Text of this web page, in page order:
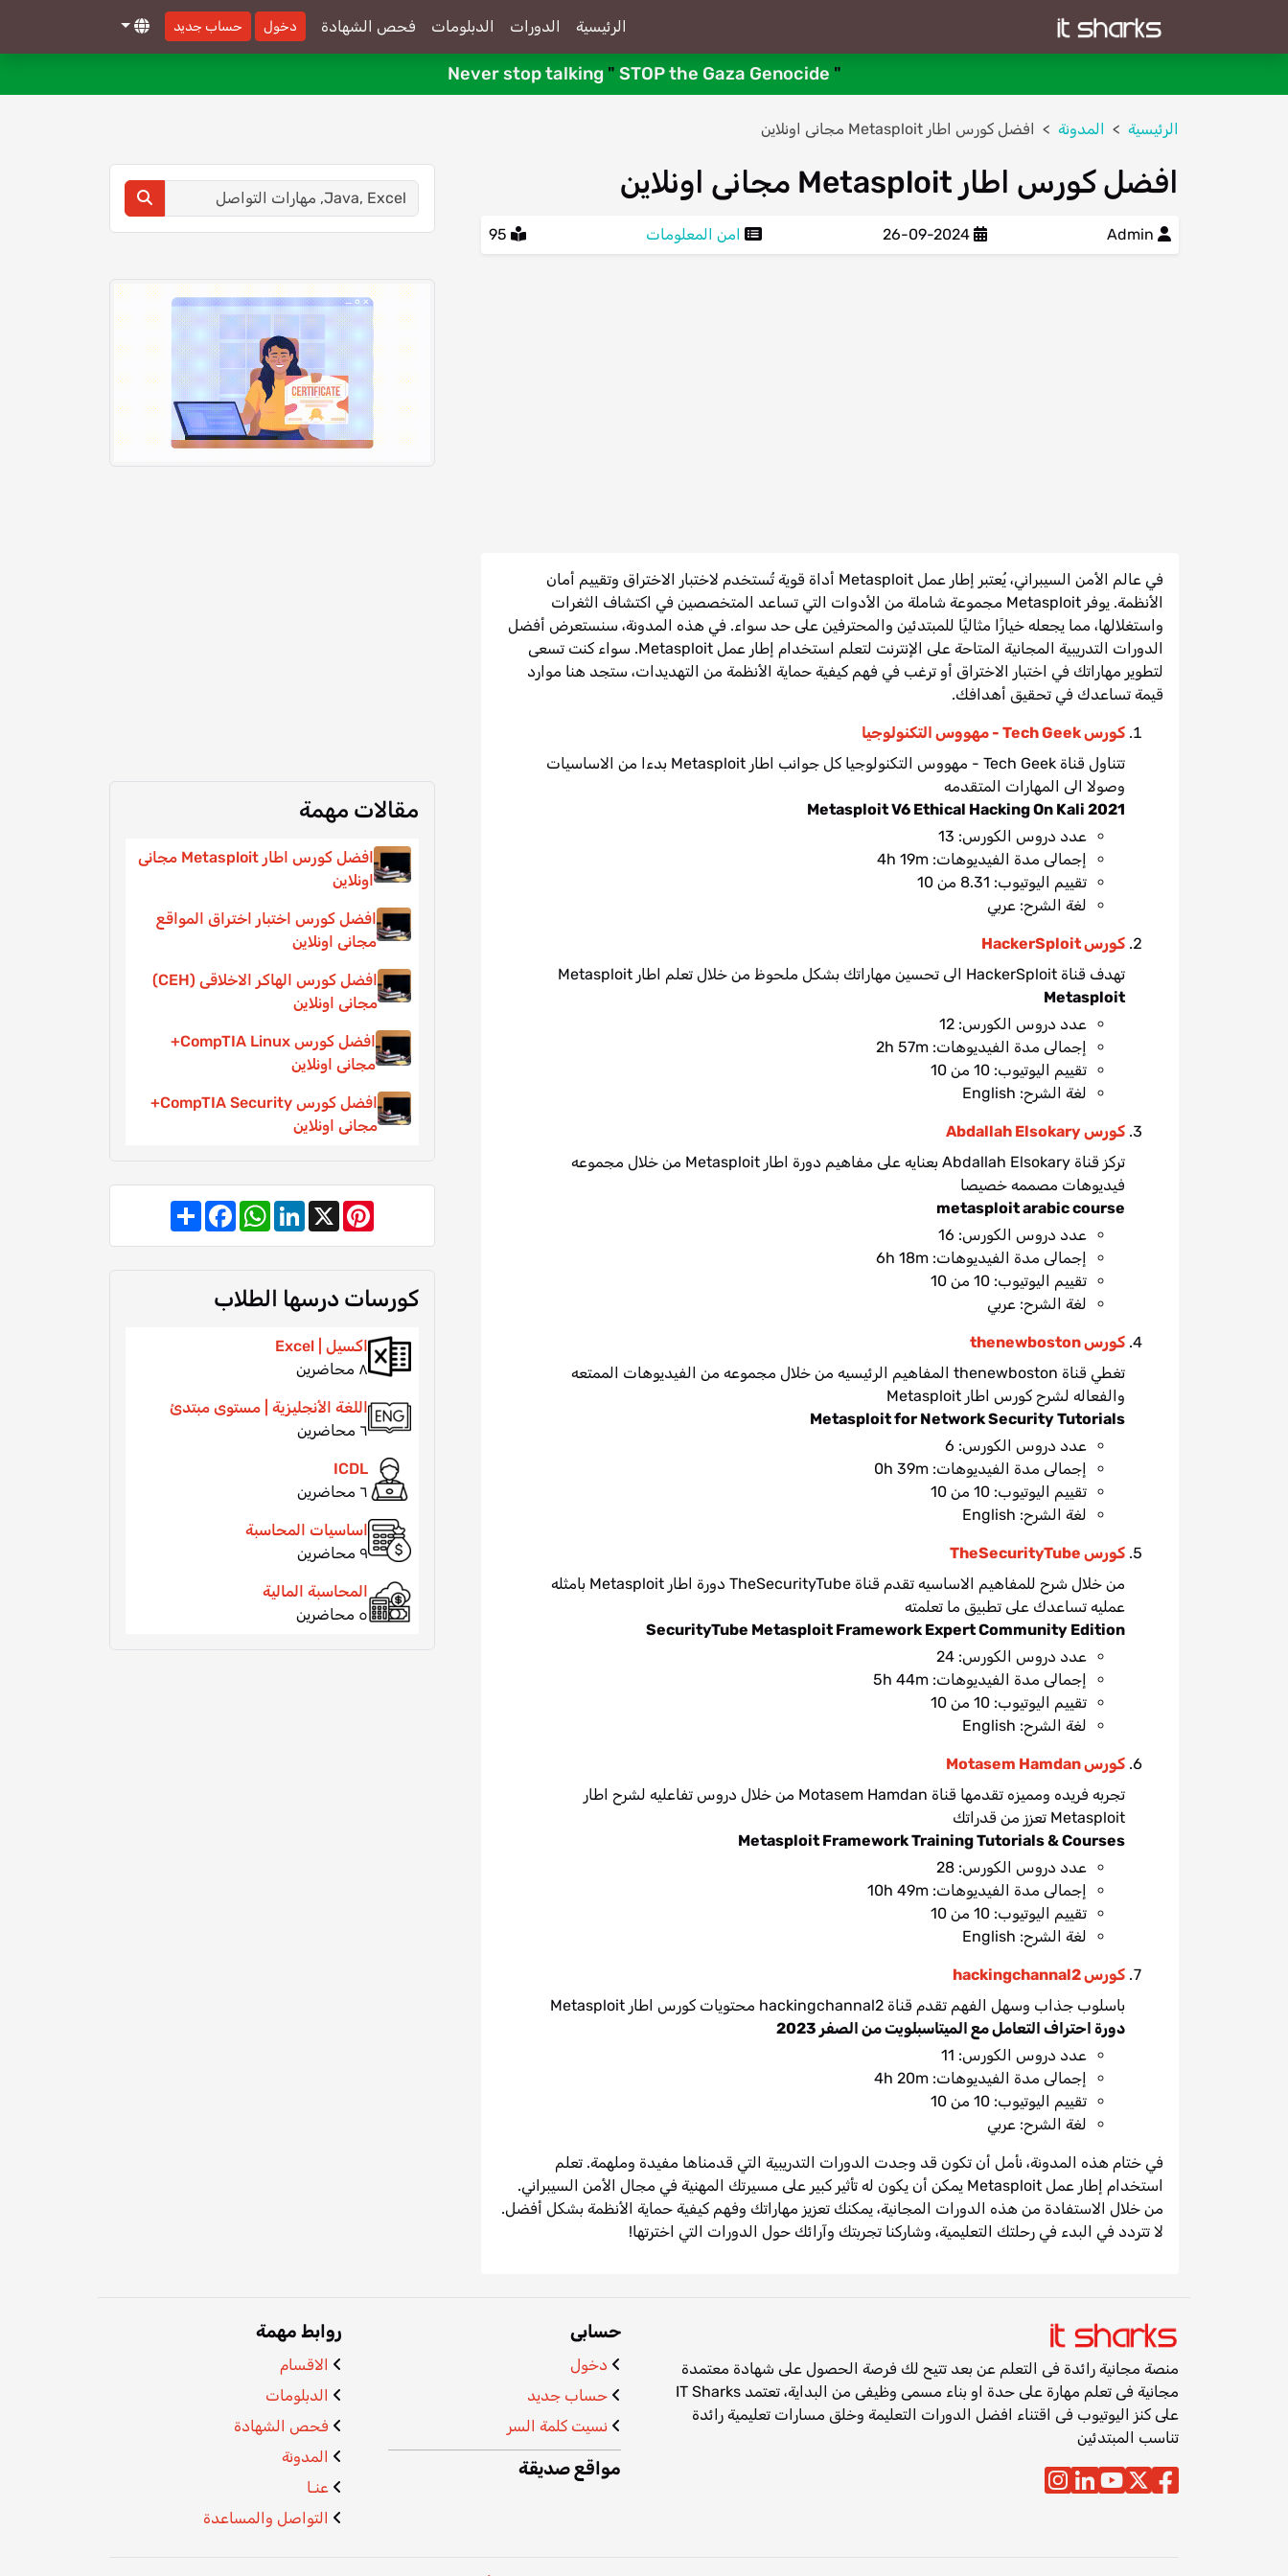
الرئيسية الدورات الدبلومات فحص الشهادة دخول حساب جديد
Never stop talking " STOP the Gaza Genocide "
الرئيسية المدونة افضل كورس اطار Metasploit مجانى اونلاين
افضل كورس اطار Metasploit مجانى اونلاين
26-09-2024 امن المعلومات 95
في عالم الأمن السيبراني، يُعتبر إطار عمل Metasploit أداة قوية تُستخدم لاختبار الاختراق وتقييم أمان
الأنظمة. يوفر Metasploit مجموعة شاملة من الأدوات التي تساعد المتخصصين في اكتشاف الثغرات
واستغلالها، مما يجعله خيارًا مثاليًا للمبتدئين والمحترفين على حد سواء. في هذه المدونة، سنستعرض أفضل
الدورات التدريبية المجانية المتاحة على الإنترنت لتعلم استخدام إطار عمل Metasploit. سواء كنت تسعى
لتطوير مهاراتك في اختبار الاختراق أو ترغب في فهم كيفية حماية الأنظمة من التهديدات، ستجد هنا موارد
قيمة تساعدك في تحقيق أهدافك.
كورس Tech Geek - مهووس التكنولوجيا
تتناول قناة Tech Geek - مهووس التكنولوجيا كل جوانب اطار Metasploit بدءا من الاساسيات
وصولا الى المهارات المتقدمه
Metasploit V6 Ethical Hacking On Kali 2021
عدد دروس الكورس: 13
إجمالى مدة الفيديوهات: 4h 19m
تقييم اليوتيوب: 8.31 من 10
لغة الشرح: عربي
كورس HackerSploit
تهدف قناة HackerSploit الى تحسين مهاراتك بشكل ملحوظ من خلال تعلم اطار Metasploit
Metasploit
عدد دروس الكورس: 12
إجمالى مدة الفيديوهات: 2h 57m
تقييم اليوتيوب: 10 من 10
لغة الشرح: English
كورس Abdallah Elsokary
تركز قناة Abdallah Elsokary بعنايه على مفاهيم دورة اطار Metasploit من خلال مجموعه
فيديوهات مصممه خصيصا
metasploit arabic course
عدد دروس الكورس: 16
إجمالى مدة الفيديوهات: 6h 18m
تقييم اليوتيوب: 10 من 10
لغة الشرح: عربي
كورس thenewboston
تغطي قناة thenewboston المفاهيم الرئيسيه من خلال مجموعه من الفيديوهات الممتعه
والفعاله لشرح كورس اطار Metasploit
Metasploit for Network Security Tutorials
عدد دروس الكورس: 6
إجمالى مدة الفيديوهات: 0h 39m
تقييم اليوتيوب: 10 من 10
لغة الشرح: English
كورس TheSecurityTube
من خلال شرح للمفاهيم الاساسيه تقدم قناة TheSecurityTube دورة اطار Metasploit بامثله
عمليه تساعدك على تطبيق ما تعلمته
SecurityTube Metasploit Framework Expert Community Edition
عدد دروس الكورس: 24
إجمالى مدة الفيديوهات: 5h 44m
تقييم اليوتيوب: 10 من 10
لغة الشرح: English
كورس Motasem Hamdan
تجربه فريده ومميزه تقدمها قناة Motasem Hamdan من خلال دروس تفاعليه لشرح اطار
Metasploit تعزز من قدراتك
Metasploit Framework Training Tutorials & Courses
عدد دروس الكورس: 28
إجمالى مدة الفيديوهات: 10h 49m
تقييم اليوتيوب: 10 من 10
لغة الشرح: English
كورس hackingchannal2
باسلوب جذاب وسهل الفهم تقدم قناة hackingchannal2 محتويات كورس اطار Metasploit
دورة احتراف التعامل مع الميتاسبلويت من الصفر 2023
عدد دروس الكورس: 11
إجمالى مدة الفيديوهات: 4h 20m
تقييم اليوتيوب: 10 من 10
لغة الشرح: عربي
في ختام هذه المدونة، نأمل أن تكون قد وجدت الدورات التدريبية التي قدمناها مفيدة وملهمة. تعلم
استخدام إطار عمل Metasploit يمكن أن يكون له تأثير كبير على مسيرتك المهنية في مجال الأمن السيبراني.
من خلال الاستفادة من هذه الدورات المجانية، يمكنك تعزيز مهاراتك وفهم كيفية حماية الأنظمة بشكل أفضل.
لا تتردد في البدء في رحلتك التعليمية، وشاركنا تجربتك وآرائك حول الدورات التي اخترتها!
مقالات مهمة
افضل كورس اطار Metasploit مجانى
اونلاين
افضل كورس اختبار اختراق المواقع
مجانى اونلاين
افضل كورس الهاكر الاخلاقى (CEH)
مجانى اونلاين
افضل كورس CompTIA Linux+
مجانى اونلاين
افضل كورس CompTIA Security+
مجانى اونلاين
Share
Facebook
WhatsAppLinkedIn X
Pinterest
كورسات درسها الطلاب
اكسيل | Excel
٨ محاضرين
اللغة الأنجليزية | مستوى مبتدئ
٦ محاضرين
ICDL
٦ محاضرين
اساسيات المحاسبة
٩ محاضرين
المحاسبة المالية
٥ محاضرين
منصة مجانية رائدة فى التعلم عن بعد تتيح لك فرصة الحصول على شهادة معتمدة
مجانية فى تعلم مهارة على حدة او بناء مسمى وظيفى من البداية، تعتمد IT Sharks
على كنز اليوتيوب فى اقتناء افضل الدورات التعليمة وخلق مسارات تعليمية رائدة
تناسب المبتدئين
حسابى
دخول
حساب جديد
نسيت كلمة السر
مواقع صديقة
روابط مهمة
الاقسام
الدبلومات
فحص الشهادة
المدونة
عنـا
التواصل والمساعدة